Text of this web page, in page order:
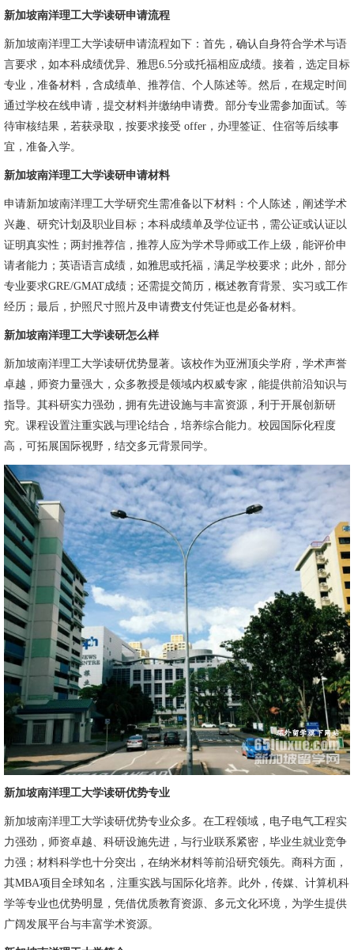
新加坡南洋理工大学读研申请流程
新加坡南洋理工大学读研申请流程如下：首先，确认自身符合学术与语
言要求，如本科成绩优异、雅思6.5分或托福相应成绩。接着，选定目标
专业，准备材料，含成绩单、推荐信、个人陈述等。然后，在规定时间
通过学校在线申请，提交材料并缴纳申请费。部分专业需参加面试。等
待审核结果，若获录取，按要求接受 offer，办理签证、住宿等后续事
宜，准备入学。
新加坡南洋理工大学读研申请材料
申请新加坡南洋理工大学研究生需准备以下材料：个人陈述，阐述学术
兴趣、研究计划及职业目标；本科成绩单及学位证书，需公证或认证以
证明真实性；两封推荐信，推荐人应为学术导师或工作上级，能评价申
请者能力；英语语言成绩，如雅思或托福，满足学校要求；此外，部分
专业要求GRE/GMAT成绩；还需提交简历，概述教育背景、实习或工作
经历；最后，护照尺寸照片及申请费支付凭证也是必备材料。
新加坡南洋理工大学读研怎么样
新加坡南洋理工大学读研优势显著。该校作为亚洲顶尖学府，学术声誉
卓越，师资力量强大，众多教授是领域内权威专家，能提供前沿知识与
指导。其科研实力强劲，拥有先进设施与丰富资源，利于开展创新研
究。课程设置注重实践与理论结合，培养综合能力。校园国际化程度
高，可拓展国际视野，结交多元背景同学。
新加坡南洋理工大学读研优势专业
新加坡南洋理工大学读研优势专业众多。在工程领域，电子电气工程实
力强劲，师资卓越、科研设施先进，与行业联系紧密，毕业生就业竞争
力强；材料科学也十分突出，在纳米材料等前沿研究领先。商科方面，
其MBA项目全球知名，注重实践与国际化培养。此外，传媒、计算机科
学等专业也优势明显，凭借优质教育资源、多元文化环境，为学生提供
广阔发展平台与丰富学术资源。